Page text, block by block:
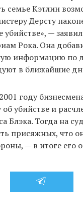
семье Кэтлин
Дерсту
убийстве», —
Рока. Она
информацию по
в ближайшие
году
об убийстве и
Блэка. Тогда на
присяжных, что
— в итоге его